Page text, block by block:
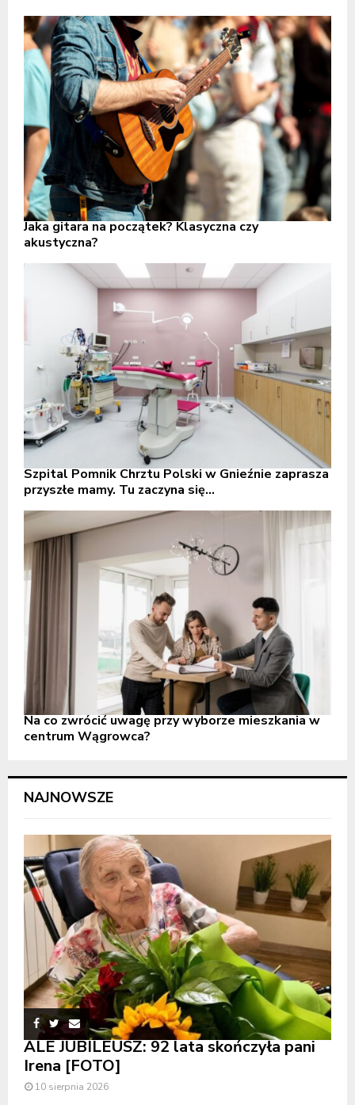
Jaka gitara na początek? Klasyczna czy
akustyczna?
Szpital Pomnik Chrztu Polski w Gnieźnie zaprasza
przyszłe mamy. Tu zaczyna się...
Na co zwrócić uwagę przy wyborze mieszkania w
centrum Wągrowca?
NAJNOWSZE
ALE JUBILEUSZ: 92 lata skończyła pani
Irena [FOTO]
10 sierpnia 2026